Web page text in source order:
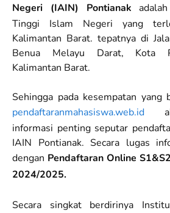
Negeri (IAIN) Pontianak
Tinggi Islam Negeri yang
Kalimantan Barat. tepatnya di
Benua Melayu Darat, Kota
Kalimantan Barat.
Sehingga pada kesempatan yang
pendaftaranmahasiswa.web.id
informasi penting seputar
IAIN Pontianak. Secara lugas
dengan Pendaftaran Online
2024/2025.
Secara singkat berdirinya